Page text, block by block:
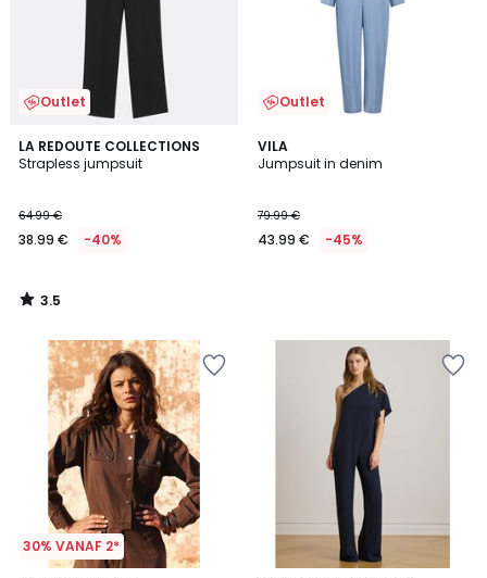
Outlet
LA REDOUTE COLLECTIONS
Strapless jumpsuit
64.99 €
38.99 € -40%
3.5
/ 5
3.5
/
Outlet
VILA
Jumpsuit in denim
79.99 €
43.99 € -45%
30% VANAF 2*